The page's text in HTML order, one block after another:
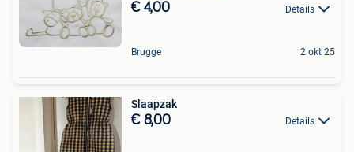
€ 4,00 Details
Brugge 2 okt 25
Slaapzak
€ 8,00 Details